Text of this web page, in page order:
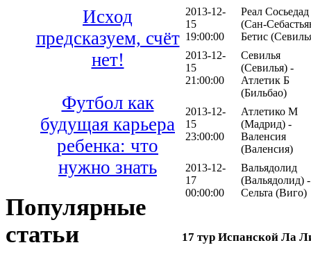
Исход
предсказуем, счёт
нет!
Футбол как
будущая карьера
ребенка: что
нужно знать
Популярные
статьи
2013-12-
15
19:00:00
Реал Сосьедад
(Сан-
Бетис
2013-12-
15
21:00:00
Севилья
(Севилья) -
Атлетик Б
(Бильбао)
2013-12-
15
23:00:00
Атлетико М
(Мадрид) -
Валенсия
(Валенсия)
2013-12-
17
00:00:00
Вальядолид
(Вальядолид) -
Сельта (Виго)
17 тур Испанской Ла